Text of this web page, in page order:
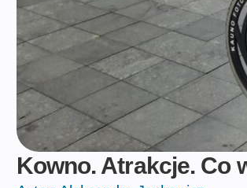
Kowno. Atrakcje. Co